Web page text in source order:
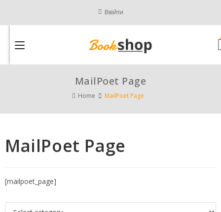
Ввійти
MailPoet Page
Home MailPoet Page
MailPoet Page
[mailpoet_page]